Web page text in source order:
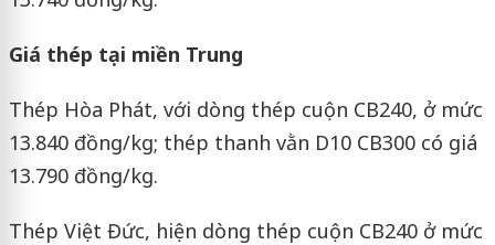
Giá thép tại miền Trung
Thép Hòa Phát, với dòng thép cuộn CB240, ở mức
13.840 đồng/kg; thép thanh vằn D10 CB300 có giá
13.790 đồng/kg.
Thép Việt Đức, hiện dòng thép cuộn CB240 ở mức